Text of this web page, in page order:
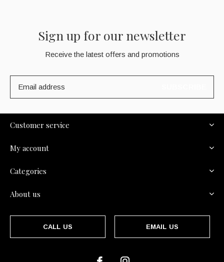
Sign up for our newsletter
Receive the latest offers and promotions
Customer service
My account
Categories
About us
CALL US EMAIL US